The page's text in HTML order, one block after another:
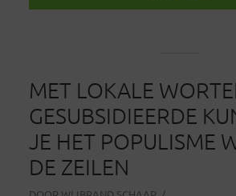
MET LOKALE
GESUBSIDIEERDE
JE HET POPULISME
DE ZEILEN